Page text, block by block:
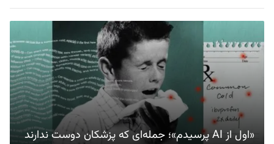
«اول از AI پرسیدم»؛ جمله‌ای که پزشکان دوست ندارند